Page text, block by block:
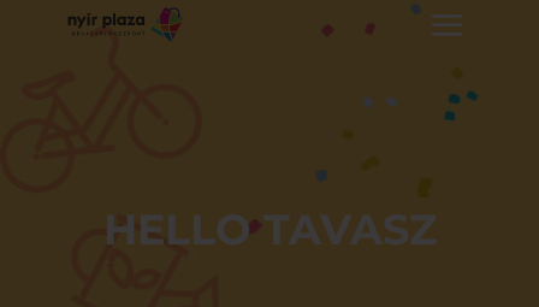
HELLO TAVASZ